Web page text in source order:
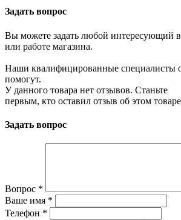
Задать вопрос
Вы можете задать любой интересующий
или работе магазина.
Наши квалифицированные специалисты
помогут.
У данного товара нет отзывов. Станьте
первым, кто оставил отзыв об этом
Задать вопрос
Вопрос *
Ваше имя *
Телефон *